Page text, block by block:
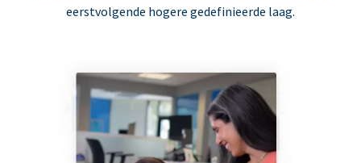
eerstvolgende hogere gedefinieerde laag.